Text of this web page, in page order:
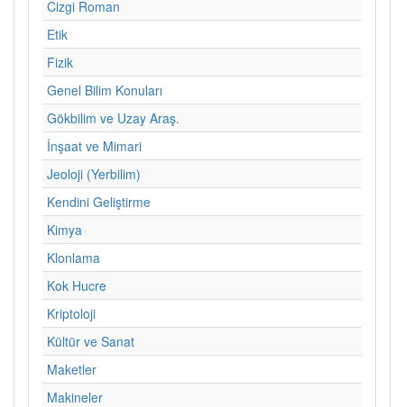
Cizgi Roman
Etik
Fizik
Genel Bilim Konuları
Gökbilim ve Uzay Araş.
İnşaat ve Mimari
Jeoloji (Yerbilim)
Kendini Geliştirme
Kimya
Klonlama
Kok Hucre
Kriptoloji
Kültür ve Sanat
Maketler
Makineler